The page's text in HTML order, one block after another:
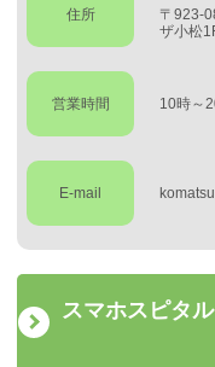
住所
〒923-
ザ小松
営業時間 10時～
E-mail
スマホスピタ